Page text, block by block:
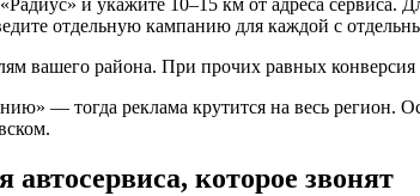
отдельную кампанию для каждой с
вашего района. При прочих равных
— тогда реклама крутится на весь регион.
которое звонят